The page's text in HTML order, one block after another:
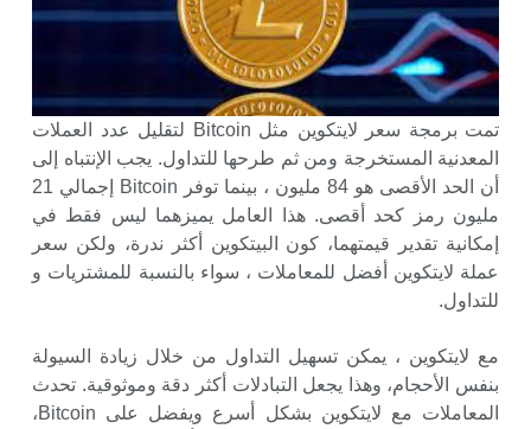
تمت برمجة سعر لايتكوين مثل Bitcoin لتقليل عدد العملات
المعدنية المستخرجة ومن ثم طرحها للتداول. يجب الإنتباه إلى
أن الحد الأقصى هو 84 مليون ، بينما توفر Bitcoin إجمالي 21
مليون رمز كحد أقصى. هذا العامل يميزهما ليس فقط في
إمكانية تقدير قيمتهما، كون البيتكوين أكثر ندرة، ولكن سعر
عملة لايتكوين أفضل للمعاملات ، سواء بالنسبة للمشتريات و
للتداول.
مع لايتكوين ، يمكن تسهيل التداول من خلال زيادة السيولة
بنفس الأحجام، وهذا يجعل التبادلات أكثر دقة وموثوقية. تحدث
المعاملات مع لايتكوين بشكل أسرع ويفضل على Bitcoin،